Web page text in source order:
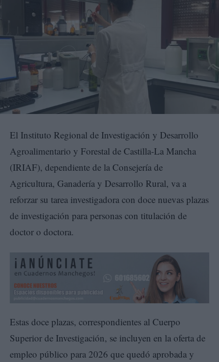
El Instituto Regional de Investigación y Desarrollo
Agroalimentario y Forestal de Castilla-La Mancha
(IRIAF), dependiente de la Consejería de
Agricultura, Ganadería y Desarrollo Rural, va a
reforzar su tarea investigadora con doce nuevas plazas
de investigación para personas con titulación de
doctor o doctora.
Estas doce plazas, correspondientes al Cuerpo
Superior de Investigación, se incluyen en la oferta de
empleo público para 2026 que quedó aprobada y